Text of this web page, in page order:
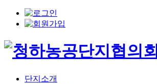
단지소개